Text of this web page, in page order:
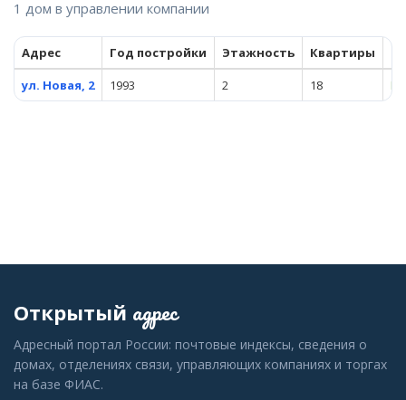
1 дом в управлении компании
Адрес Год постройки Этажность Квартиры
ул. Новая, 2
1993 2 18
Открытый адрес
Адресный портал России: почтовые индексы, сведения о
домах, отделениях связи, управляющих компаниях и торгах
на базе ФИАС.